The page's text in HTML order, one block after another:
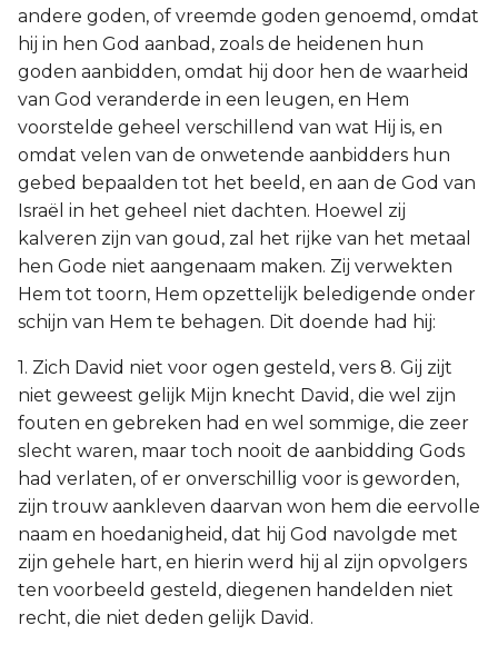
andere goden, of vreemde goden genoemd, omdat
hij in hen God aanbad, zoals de heidenen hun
goden aanbidden, omdat hij door hen de waarheid
van God veranderde in een leugen, en Hem
voorstelde geheel verschillend van wat Hij is, en
omdat velen van de onwetende aanbidders hun
gebed bepaalden tot het beeld, en aan de God van
Israël in het geheel niet dachten. Hoewel zij
kalveren zijn van goud, zal het rijke van het metaal
hen Gode niet aangenaam maken. Zij verwekten
Hem tot toorn, Hem opzettelijk beledigende onder
schijn van Hem te behagen. Dit doende had hij:
1. Zich David niet voor ogen gesteld, vers 8. Gij zijt
niet geweest gelijk Mijn knecht David, die wel zijn
fouten en gebreken had en wel sommige, die zeer
slecht waren, maar toch nooit de aanbidding Gods
had verlaten, of er onverschillig voor is geworden,
zijn trouw aankleven daarvan won hem die eervolle
naam en hoedanigheid, dat hij God navolgde met
zijn gehele hart, en hierin werd hij al zijn opvolgers
ten voorbeeld gesteld, diegenen handelden niet
recht, die niet deden gelijk David.